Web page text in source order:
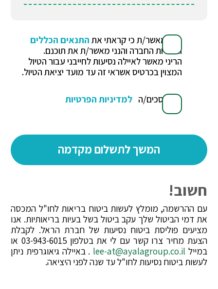
הנני מאשר/ת כי קראתי את התנאים הכללים
ואחריות החברה והנני מאשר/ת את תוכנם.
הריני מאשר לאיילה נסיעות לחייבני עבור הטיול
המצוין בכרטיס אשראי זה עד מועד יציאת הטיול.
אני מסכים/ה למדיניות הפרטיות
חשוב!
עם ההרשמה, מומלץ לעשות ביטוח בריאות לחו"ל המכסה
את דמי הביטול שלך עקב ביטול בשל בעיות בריאותיות. אנו
מציעים פוליסת ביטוח נסיעות של חברת הראל. לקבלת
הצעת מחיר צרו קשר עם לי את בטלפון 03-943-6015 או
במייל lee-at@ayalagroup.co.il . באיילה גיאוגרפית ניתן
לעשות ביטוח נסיעות לחו"ל עד שנה לפני היציאה.